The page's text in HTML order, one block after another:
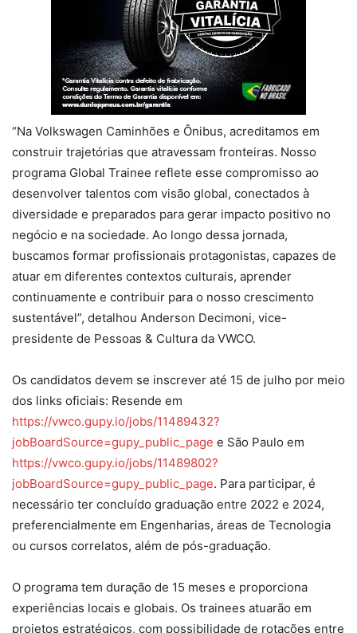
“Na Volkswagen Caminhões e Ônibus, acreditamos em
construir trajetórias que atravessam fronteiras. Nosso
programa Global Trainee reflete esse compromisso ao
desenvolver talentos com visão global, conectados à
diversidade e preparados para gerar impacto positivo no
negócio e na sociedade. Ao longo dessa jornada,
buscamos formar profissionais protagonistas, capazes de
atuar em diferentes contextos culturais, aprender
continuamente e contribuir para o nosso crescimento
sustentável”, detalhou Anderson Decimoni, vice-
presidente de Pessoas & Cultura da VWCO.
Os candidatos devem se inscrever até 15 de julho por meio
dos links oficiais: Resende em
https://vwco.gupy.io/jobs/11489432?
jobBoardSource=gupy_public_page e São Paulo em
https://vwco.gupy.io/jobs/11489802?
jobBoardSource=gupy_public_page. Para participar, é
necessário ter concluído graduação entre 2022 e 2024,
preferencialmente em Engenharias, áreas de Tecnologia
ou cursos correlatos, além de pós-graduação.
O programa tem duração de 15 meses e proporciona
experiências locais e globais. Os trainees atuarão em
projetos estratégicos, com possibilidade de rotações entre